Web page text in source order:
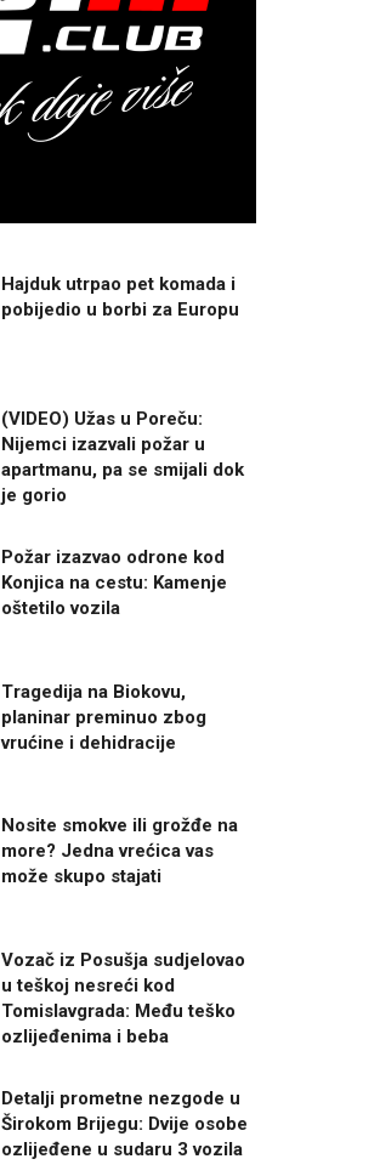
Hajduk utrpao pet komada i
pobijedio u borbi za Europu
(VIDEO) Užas u Poreču:
Nijemci izazvali požar u
apartmanu, pa se smijali dok
je gorio
Požar izazvao odrone kod
Konjica na cestu: Kamenje
oštetilo vozila
Tragedija na Biokovu,
planinar preminuo zbog
vrućine i dehidracije
Nosite smokve ili grožđe na
more? Jedna vrećica vas
može skupo stajati
Vozač iz Posušja sudjelovao
u teškoj nesreći kod
Tomislavgrada: Među teško
ozlijeđenima i beba
Detalji prometne nezgode u
Širokom Brijegu: Dvije osobe
ozlijeđene u sudaru 3 vozila